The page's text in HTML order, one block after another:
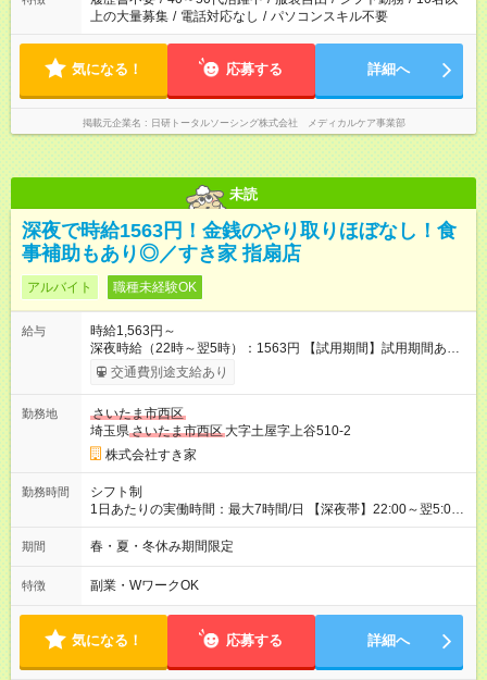
上の大量募集 / 電話対応なし / パソコンスキル不要
気になる！ 応募する 詳細へ
掲載元企業名 日研トータルソーシング株式会社 メディカルケア事業部
未読
深夜で時給1563円！金銭のやり取りほぼなし！食
事補助もあり◎／すき家 指扇店
アルバイト 職種未経験OK
給与
時給1,563円～
深夜時給（22時～翌5時）：1563円 【試用期間】試用期間あり
試用期間の長さ：1ヶ月 雇用形態、給与は本採用時と同じです。
試用期間の実態は30日（※条件変更なし）ですが、切り上げで
同時給）
交通費別途支給あり
勤務地
さいたま市西区
埼玉県さいたま市西区 大字土屋字上谷510-2
株式会社すき家
勤務時間
シフト制
1日あたりの実働時間：最大7時間/日 【深夜帯】22:00～翌5:00
週2日～・1日2h～OK◎ ※22:00から翌5:00までは18歳以上の方
のみ勤務可能です（18歳未満の深夜業務禁止のため） ★深夜で
す。 必ず、2名以上での勤務を行いますので、安心して働けま
す。
期間 春・夏・冬休み期間限定
特徴 副業・WワークOK
気になる！ 応募する 詳細へ